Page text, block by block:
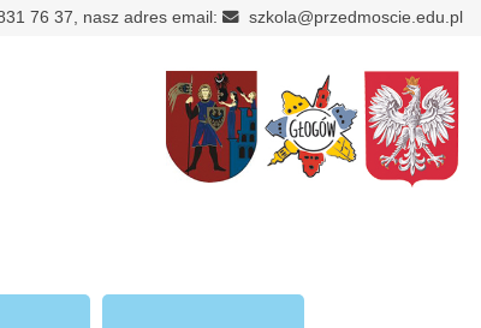
76 37, nasz adres email: szkola@przedmoscie.edu.pl